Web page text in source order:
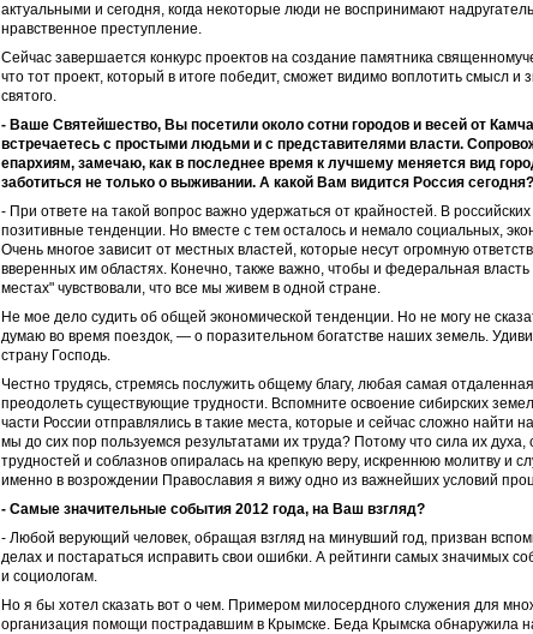
актуальными и сегодня, когда некоторые люди не воспринимают
нравственное преступление.
Сейчас завершается конкурс проектов на создание памятника
что тот проект, который в итоге победит, сможет видимо воплотить смысл и
святого.
- Ваше Святейшество, Вы посетили около сотни городов и весей от
встречаетесь с простыми людьми и с представителями власти.
епархиям, замечаю, как в последнее время к лучшему меняется вид
заботиться не только о выживании. А какой Вам видится Россия
- При ответе на такой вопрос важно удержаться от крайностей. В
позитивные тенденции. Но вместе с тем осталось и немало социальных,
Очень многое зависит от местных властей, которые несут огромную
вверенных им областях. Конечно, также важно, чтобы и федеральная
местах" чувствовали, что все мы живем в одной стране.
Не мое дело судить об общей экономической тенденции. Но не могу не
думаю во время поездок, — о поразительном богатстве наших земель.
страну Господь.
Честно трудясь, стремясь послужить общему благу, любая самая
преодолеть существующие трудности. Вспомните освоение сибирских
части России отправлялись в такие места, которые и сейчас сложно найти
мы до сих пор пользуемся результатами их труда? Потому что сила их духа,
трудностей и соблазнов опиралась на крепкую веру, искреннюю молитву и
именно в возрождении Православия я вижу одно из важнейших условий
- Самые значительные события 2012 года, на Ваш взгляд?
- Любой верующий человек, обращая взгляд на минувший год, призван
делах и постараться исправить свои ошибки. А рейтинги самых значимых
и социологам.
Но я бы хотел сказать вот о чем. Примером милосердного служения для
организация помощи пострадавшим в Крымске. Беда Крымска обнаружила